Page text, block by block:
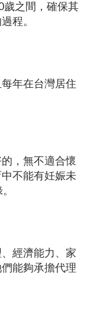
歲之間，確保其
程。
年在台灣居住
，無不適合懷
不能有妊娠未
經濟能力、家
能夠承擔代理